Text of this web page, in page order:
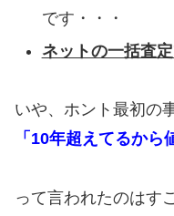
です・・・
ネットの一括査
いや、ホント最初の
「10年超えてるから
って言われたのはす